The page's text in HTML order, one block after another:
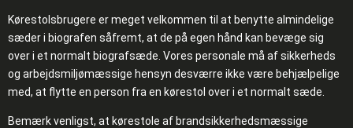
Kørestolsbrugere er meget velkommen til at benytte almindelige
sæder i biografen såfremt, at de på egen hånd kan bevæge sig
over i et normalt biografsæde. Vores personale må af sikkerheds
og arbejdsmiljømæssige hensyn desværre ikke være behjælpelige
med, at flytte en person fra en kørestol over i et normalt sæde.
Bemærk venligst, at kørestole af brandsikkerhedsmæssige